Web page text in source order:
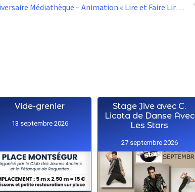
Anniversaire Médiathèque – Animation « Lire et Faire Lire »
Vide-grenier
13 septembre 2026
Stage Jive avec C.
Licata de Danse Avec
Les Stars
27 septembre 2026